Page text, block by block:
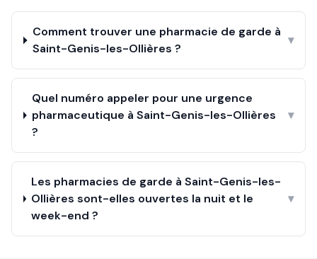
Comment trouver une pharmacie de garde à
Saint-Genis-les-Ollières ?
▾
Quel numéro appeler pour une urgence
pharmaceutique à Saint-Genis-les-Ollières
?
▾
Les pharmacies de garde à Saint-Genis-les-
Ollières sont-elles ouvertes la nuit et le
week-end ?
▾